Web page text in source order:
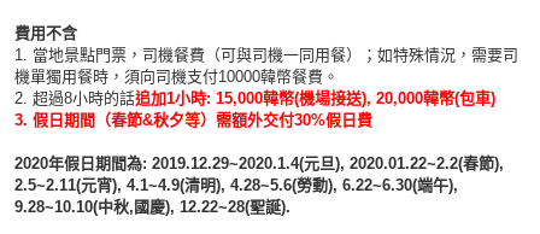
費用不含
1. 當地景點門票，司機餐費（可與司機一同用餐）；如特殊情況，需要司
機單獨用餐時，須向司機支付10000韓幣餐費。
2. 超過8小時的話追加1小時: 15,000韓幣(機場接送), 20,000韓幣(包車)
3. 假日期間（春節&秋夕等）需額外交付30%假日費
2020年假日期間為: 2019.12.29~2020.1.4(元旦), 2020.01.22~2.2(春節),
2.5~2.11(元宵), 4.1~4.9(清明), 4.28~5.6(勞動), 6.22~6.30(端午),
9.28~10.10(中秋,國慶), 12.22~28(聖誕).